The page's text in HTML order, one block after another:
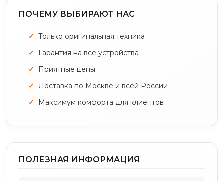
ПОЧЕМУ ВЫБИРАЮТ НАС
Только оригинальная техника
Гарантия на все устройства
Приятные цены
Доставка по Москве и всей России
Максимум комфорта для клиентов
ПОЛЕЗНАЯ ИНФОРМАЦИЯ